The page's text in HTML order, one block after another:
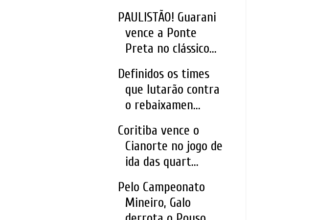
PAULISTÃO! Guarani
vence a Ponte
Preta no clássico...
Definidos os times
que lutarão contra
o rebaixamen...
Coritiba vence o
Cianorte no jogo de
ida das quart...
Pelo Campeonato
Mineiro, Galo